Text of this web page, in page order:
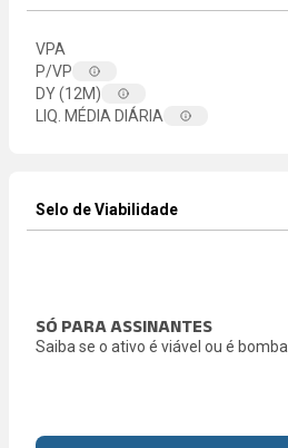
VPA
P/VP
DY (12M)
LIQ. MÉDIA DIÁRIA
Selo de Viabilidade
SÓ PARA ASSINANTES
Saiba se o ativo é viável ou é bomba